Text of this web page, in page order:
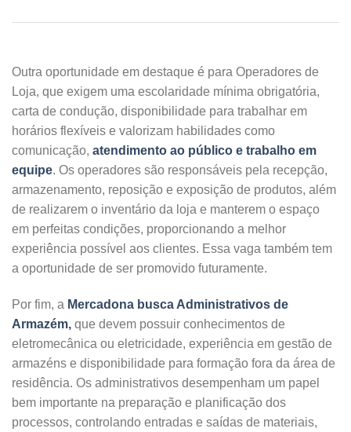
Outra oportunidade em destaque é para Operadores de
Loja, que exigem uma escolaridade mínima obrigatória,
carta de condução, disponibilidade para trabalhar em
horários flexíveis e valorizam habilidades como
comunicação, atendimento ao público e trabalho em
equipe. Os operadores são responsáveis pela recepção,
armazenamento, reposição e exposição de produtos, além
de realizarem o inventário da loja e manterem o espaço
em perfeitas condições, proporcionando a melhor
experiência possível aos clientes. Essa vaga também tem
a oportunidade de ser promovido futuramente.
Por fim, a Mercadona busca Administrativos de
Armazém, que devem possuir conhecimentos de
eletromecânica ou eletricidade, experiência em gestão de
armazéns e disponibilidade para formação fora da área de
residência. Os administrativos desempenham um papel
bem importante na preparação e planificação dos
processos, controlando entradas e saídas de materiais,